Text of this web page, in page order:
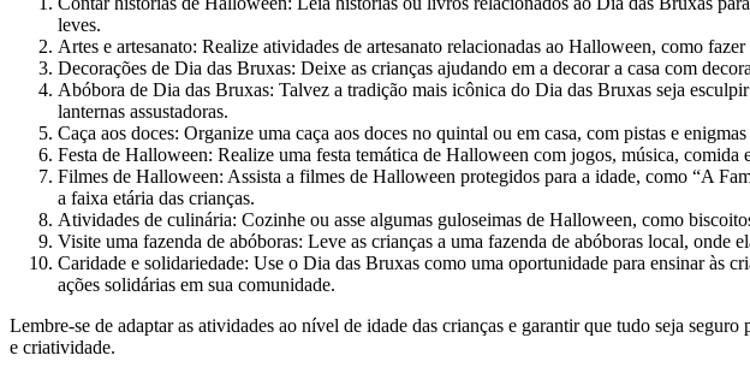
leves.
Artes e artesanato: Realize atividades de artesanato relacionadas ao Halloween, como
Decorações de Dia das Bruxas: Deixe as crianças ajudando em a decorar a casa com
Abóbora de Dia das Bruxas: Talvez a tradição mais icônica do Dia das Bruxas seja
lanternas assustadoras.
Caça aos doces: Organize uma caça aos doces no quintal ou em casa, com pistas e
Festa de Halloween: Realize uma festa temática de Halloween com jogos, música, comida
Filmes de Halloween: Assista a filmes de Halloween protegidos para a idade, como “A
a faixa etária das crianças.
Atividades de culinária: Cozinhe ou asse algumas guloseimas de Halloween, como
Visite uma fazenda de abóboras: Leve as crianças a uma fazenda de abóboras local, onde
Caridade e solidariedade: Use o Dia das Bruxas como uma oportunidade para ensinar às
ações solidárias em sua comunidade.
Lembre-se de adaptar as atividades ao nível de idade das crianças e garantir que tudo seja
e criatividade.